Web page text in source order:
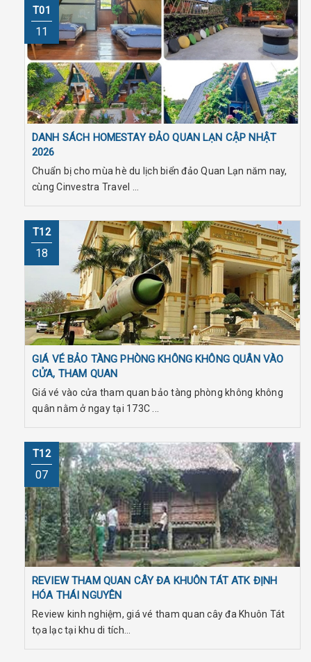
T01
11
DANH SÁCH HOMESTAY ĐẢO QUAN LẠN CẬP NHẬT
2026
Chuẩn bị cho mùa hè du lịch biển đảo Quan Lạn năm nay,
cùng Cinvestra Travel ...
T12
18
GIÁ VÉ BẢO TÀNG PHÒNG KHÔNG KHÔNG QUÂN VÀO
CỬA, THAM QUAN
Giá vé vào cửa tham quan bảo tàng phòng không không
quân nằm ở ngay tại 173C ...
T12
07
REVIEW THAM QUAN CÂY ĐA KHUÔN TÁT ATK ĐỊNH
HÓA THÁI NGUYÊN
Review kinh nghiệm, giá vé tham quan cây đa Khuôn Tát
tọa lạc tại khu di tích...